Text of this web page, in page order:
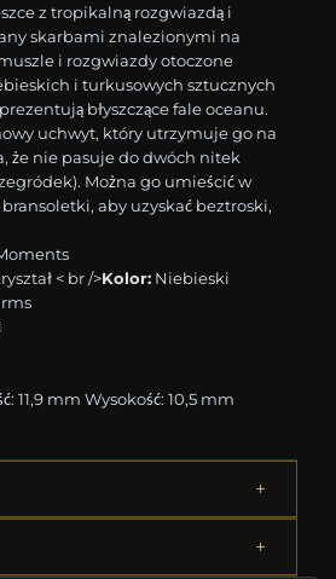
z tropikalną rozgwiazdą i
skarbami znalezionymi na
i rozgwiazdy otoczone
i turkusowych sztucznych
błyszczące fale oceanu.
uchwyt, który utrzymuje go na
że nie pasuje do dwóch nitek
Można go umieścić w
aby uzyskać beztroski,
< br />Kolor: Niebieski
11,9 mm Wysokość: 10,5 mm